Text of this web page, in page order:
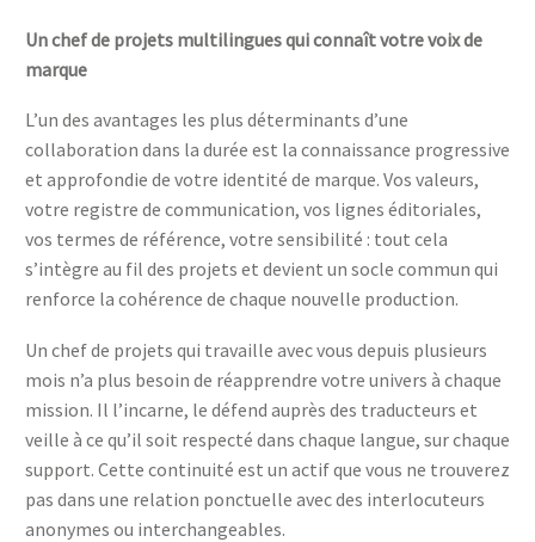
Un chef de projets multilingues qui connaît votre voix de
marque
L’un des avantages les plus déterminants d’une
collaboration dans la durée est la connaissance progressive
et approfondie de votre identité de marque. Vos valeurs,
votre registre de communication, vos lignes éditoriales,
vos termes de référence, votre sensibilité : tout cela
s’intègre au fil des projets et devient un socle commun qui
renforce la cohérence de chaque nouvelle production.
Un chef de projets qui travaille avec vous depuis plusieurs
mois n’a plus besoin de réapprendre votre univers à chaque
mission. Il l’incarne, le défend auprès des traducteurs et
veille à ce qu’il soit respecté dans chaque langue, sur chaque
support. Cette continuité est un actif que vous ne trouverez
pas dans une relation ponctuelle avec des interlocuteurs
anonymes ou interchangeables.